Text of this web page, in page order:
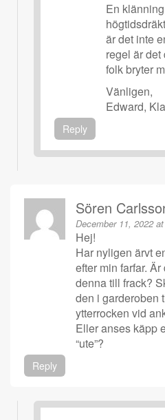
En
är det inte
regel är
folk bryter
Vänligen,
Edward,
Reply
Sören
December 11, 2022
Hej!
Har nyligen ärvt
efter min farfar.
denna till frack?
den i garderoben
ytterrocken vid
Eller anses käpp
“ute”?
Reply